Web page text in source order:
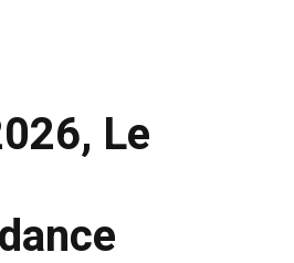
Le